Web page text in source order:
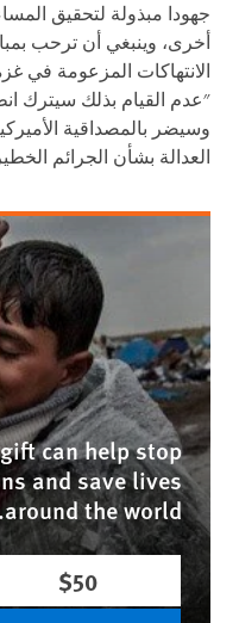
جهودا مبذولة لتحقيق
أخرى، وينبغي أن ترحب
الانتهاكات المزعومة في
"عدم القيام بذلك سيترك
وسيضر بالمصداقية
العدالة بشأن الجرائم
can help stop
and save lives
around the world.
$50